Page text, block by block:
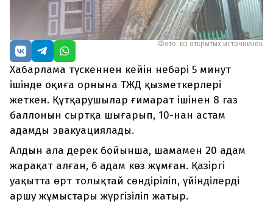
Фото: из открытых источников
Хабарлама түскеннен кейін небәрі 5 минут
ішінде оқиға орнына ТЖД қызметкерлері
жеткен. Құтқарушылар ғимарат ішінен 8 газ
баллонын сыртқа шығарып, 10-нан астам
адамды эвакуациялады.
Алдын ала дерек бойынша, шамамен 20 адам
жарақат алған, 6 адам көз жұмған. Қазіргі
уақытта өрт толықтай сөндіріліп, үйінділерді
аршу жұмыстары жүргізіліп жатыр.